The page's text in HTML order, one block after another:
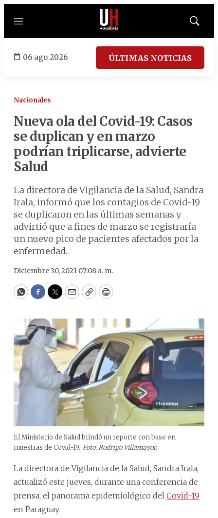
Menú
Mostrar
06 ago 2026 ÚLTIMAS NOTICIAS
Nacionales
Nueva ola del Covid-19: Casos
se duplican y en marzo
podrían triplicarse, advierte
Salud
La directora de Vigilancia de la Salud, Sandra
Irala, informó que los contagios de Covid-19
se duplicaron en las últimas semanas y
advirtió que a fines de marzo se registraría
un nuevo pico de pacientes afectados por la
enfermedad.
Diciembre 30, 2021 07:08 a. m.
WhatsApp
Facebook
Twitter
EmailCopyPrint
El Ministerio de Salud brindó un reporte con base en
muestras de Covid-19. Foto: Rodrigo Villamayor.
La directora de Vigilancia de la Salud, Sandra Irala,
actualizó este jueves, durante una conferencia de
prensa, el panorama epidemiológico del Covid-19
en Paraguay.